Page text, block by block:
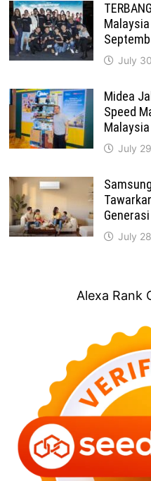
July
Midea
Speed
July
July
Alexa Rank